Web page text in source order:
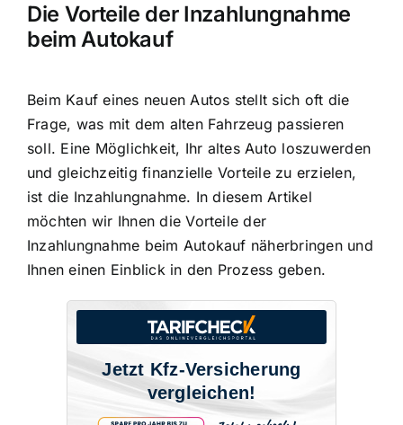
Die Vorteile der Inzahlungnahme
beim Autokauf
Beim Kauf eines neuen Autos stellt sich oft die
Frage, was mit dem alten Fahrzeug passieren
soll. Eine Möglichkeit, Ihr altes Auto loszuwerden
und gleichzeitig finanzielle Vorteile zu erzielen,
ist die Inzahlungnahme. In diesem Artikel
möchten wir Ihnen die Vorteile der
Inzahlungnahme beim Autokauf näherbringen und
Ihnen einen Einblick in den Prozess geben.
Jetzt Kfz-Versicherung
vergleichen!